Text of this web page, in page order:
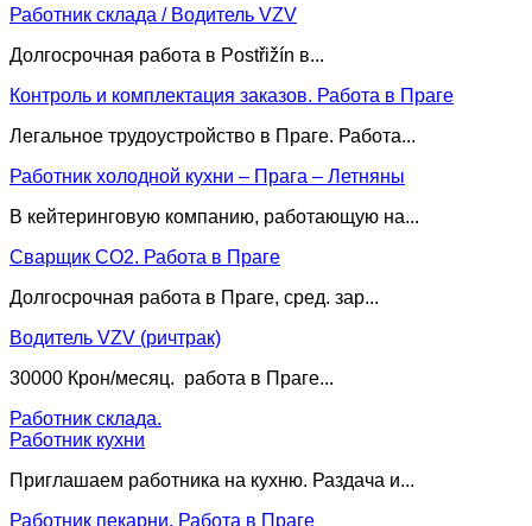
Работник склада / Водитель VZV
Долгосрочная работа в Postřižín в...
Контроль и комплектация заказов. Работа в Праге
Легальное трудоустройство в Праге. Работа...
Работник холодной кухни – Прага – Летняны
В кейтеринговую компанию, работающую на...
Сварщик CO2. Работа в Праге
Долгосрочная работа в Праге, сред. зар...
Водитель VZV (ричтрак)
30000 Крон/месяц. работа в Праге...
Работник склада.
Работник кухни
Приглашаем работника на кухню. Раздача и...
Работник пекарни. Работа в Праге